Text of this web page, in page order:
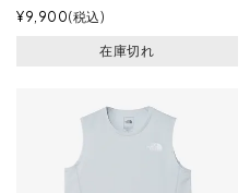
¥9,900 税込
在庫切れ